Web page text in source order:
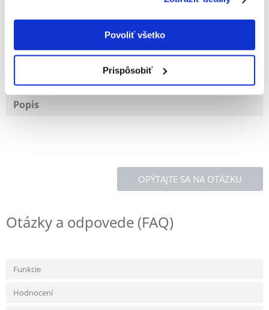
Povoliť všetko
Prispôsobiť
Recommend
NAPÍSAŤ RECENZIU
Popis
OPÝTAJTE SA NA OTÁZKU
Otázky a odpovede (FAQ)
Funkcie
Hodnocení